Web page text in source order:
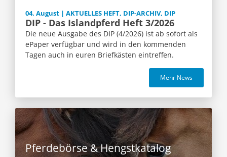
04. August | AKTUELLES HEFT, DIP-ARCHIV, DIP
DIP - Das Islandpferd Heft 3/2026
Die neue Ausgabe des DIP (4/2026) ist ab sofort als
ePaper verfügbar und wird in den kommenden
Tagen auch in euren Briefkästen eintreffen.
Mehr News
Pferdebörse & Hengstkatalog